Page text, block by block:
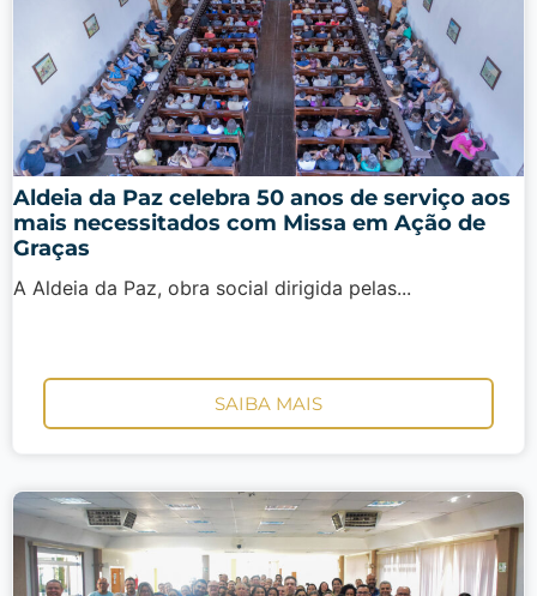
Aldeia da Paz celebra 50 anos de serviço aos
mais necessitados com Missa em Ação de
Graças
A Aldeia da Paz, obra social dirigida pelas...
SAIBA MAIS